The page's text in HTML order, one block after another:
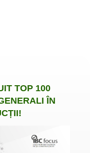
TOP 100
ÎN
!